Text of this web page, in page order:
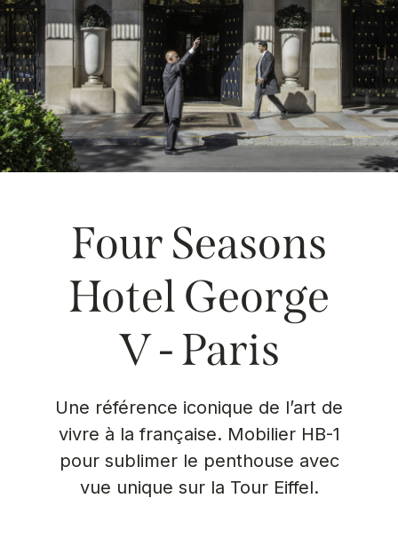
Four Seasons
Hotel George
V - Paris
Une référence iconique de l’art de
vivre à la française. Mobilier HB-1
pour sublimer le penthouse avec
vue unique sur la Tour Eiffel.